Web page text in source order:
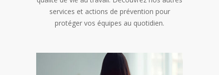
services et actions de prévention pour
protéger vos équipes au quotidien.